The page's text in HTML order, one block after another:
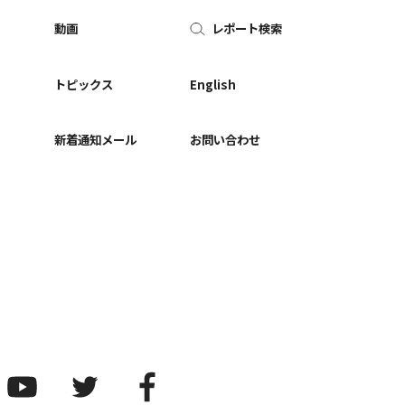
動画
トピックス
新着通知メール
レポート検索
English
お問い合わせ